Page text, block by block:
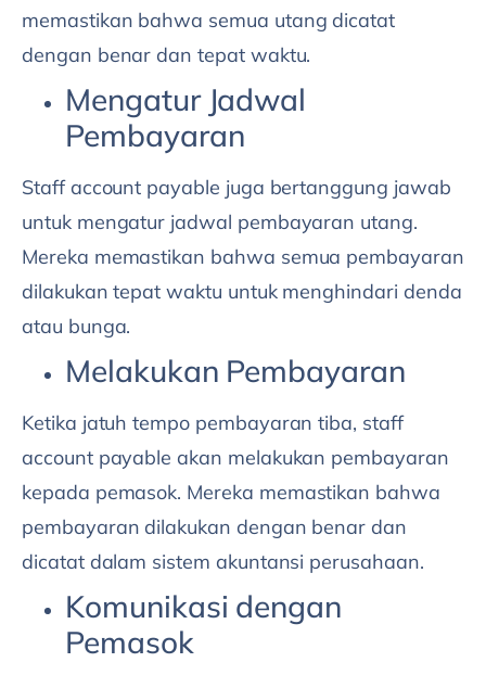
memastikan bahwa semua utang dicatat
dengan benar dan tepat waktu.
Mengatur Jadwal
Pembayaran
Staff account payable juga bertanggung jawab
untuk mengatur jadwal pembayaran utang.
Mereka memastikan bahwa semua pembayaran
dilakukan tepat waktu untuk menghindari denda
atau bunga.
Melakukan Pembayaran
Ketika jatuh tempo pembayaran tiba, staff
account payable akan melakukan pembayaran
kepada pemasok. Mereka memastikan bahwa
pembayaran dilakukan dengan benar dan
dicatat dalam sistem akuntansi perusahaan.
Komunikasi dengan
Pemasok